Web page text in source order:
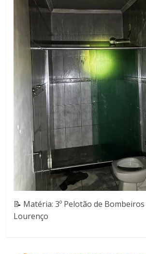
📝 Matéria: 3º Pelotão de
Lourenço